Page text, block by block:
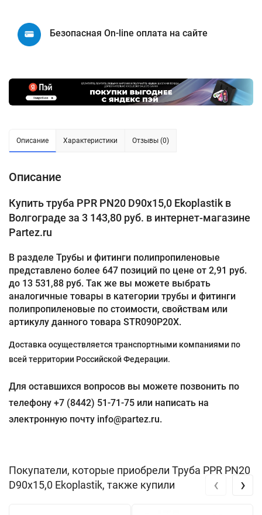
Безопасная On-line оплата на сайте
Описание Характеристики Отзывы (0)
Описание
Купить труба PPR PN20 D90x15,0 Ekoplastik в
Волгограде за 3 143,80 руб. в интернет-магазине
Partez.ru
В разделе Трубы и фитинги полипропиленовые
представлено более 647 позиций по цене от 2,91 руб.
до 13 531,88 руб. Так же вы можете выбрать
аналогичные товары в категории трубы и фитинги
полипропиленовые по стоимости, свойствам или
артикулу данного товара STR090P20X.
Доставка осуществляется транспортными компаниями по
всей территории Российской Федерации.
Для оставшихся вопросов вы можете позвонить по
телефону +7 (8442) 51-71-75 или написать на
электронную почту info@partez.ru.
Покупатели, которые приобрели Труба PPR PN20
D90x15,0 Ekoplastik, также купили
‹ ›